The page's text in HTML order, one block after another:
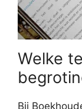
Welke
Bij